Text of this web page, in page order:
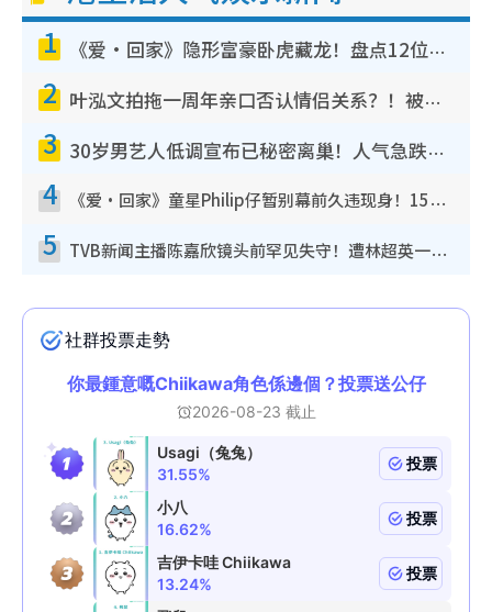
1 《爱·回家》隐形富豪卧虎藏龙！盘点12位财气逼人的有钱艺人：这位美女3亿身家不愁做
2 叶泓文拍拖一周年亲口否认情侣关系？！被质疑感情造假竟称GM“普通同事”
3 30岁男艺人低调宣布已秘密离巢！人气急跌变失踪人口：“这几年过得并不容易”
4 《爱·回家》童星Philip仔暂别幕前久违现身！15岁近况暴风成长长高变帅气少年
5 TVB新闻主播陈嘉欣镜头前罕见失守！遭林超英一句话突袭吓坏当场大笑